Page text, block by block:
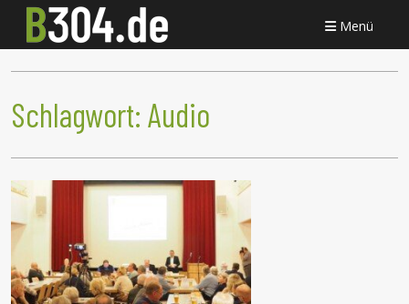
Menü
Schlagwort: Audio